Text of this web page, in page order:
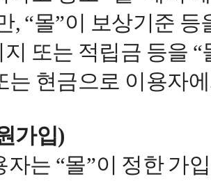
, “몰”이 보상기준
또는 적립금 등을
는 현금으로 이용자
가입)
는 “몰”이 정한 가